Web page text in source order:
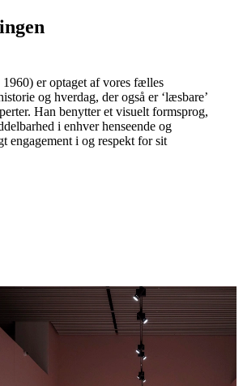
er optaget af vores fælles
og hverdag, der også er ‘læsbare’
Han benytter et visuelt formsprog,
i enhver henseende og
engagement i og respekt for sit